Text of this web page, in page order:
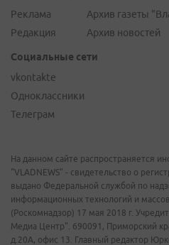
Реклама
Редакция
Архив газеты
Архив новостей
Социальные сети
vkontakte
Одноклассники
Телеграм
На данном сайте распространяется
"VLADNEWS" - свидетельство о
выдано Федеральной службой по
информационных технологий и
(Роскомнадзор) 17 мая 2018 г.
Медиа Центр". 690091, Приморский
д.20А, офис 13. Главный редактор